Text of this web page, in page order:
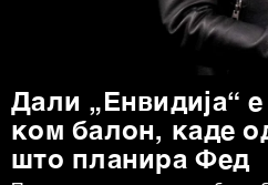
Дали „Енвидија“
ком балон, каде
што планира Фед